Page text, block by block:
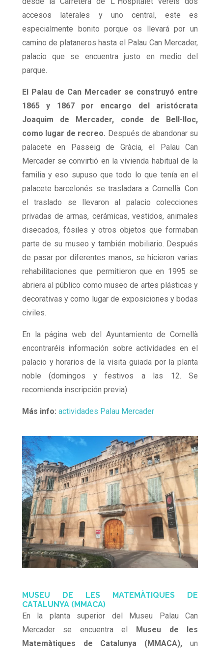
accesos laterales y uno central, este es
especialmente bonito porque os llevará por un
camino de plataneros hasta el Palau Can Mercader,
palacio que se encuentra justo en medio del
parque.
El Palau de Can Mercader se construyó entre
1865 y 1867 por encargo del aristócrata
Joaquim de Mercader, conde de Bell-lloc,
como lugar de recreo. Después de abandonar su
palacete en Passeig de Gràcia, el Palau Can
Mercader se convirtió en la vivienda habitual de la
familia y eso supuso que todo lo que tenía en el
palacete barcelonés se trasladara a Cornellà. Con
el traslado se llevaron al palacio colecciones
privadas de armas, cerámicas, vestidos, animales
disecados, fósiles y otros objetos que formaban
parte de su museo y también mobiliario. Después
de pasar por diferentes manos, se hicieron varias
rehabilitaciones que permitieron que en 1995 se
abriera al público como museo de artes plásticas y
decorativas y como lugar de exposiciones y bodas
civiles.
En la página web del Ayuntamiento de Cornellà
encontraréis información sobre actividades en el
palacio y horarios de la visita guiada por la planta
noble (domingos y festivos a las 12. Se
recomienda inscripción previa).
Más info: actividades Palau Mercader
MUSEU DE LES MATEMÀTIQUES DE
CATALUNYA (MMACA)
En la planta superior del Museu Palau Can
Mercader se encuentra el
Museu de les
Matemàtiques de Catalunya (MMACA),un